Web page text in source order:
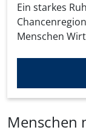
Ein starkes
Menschen
Menschen